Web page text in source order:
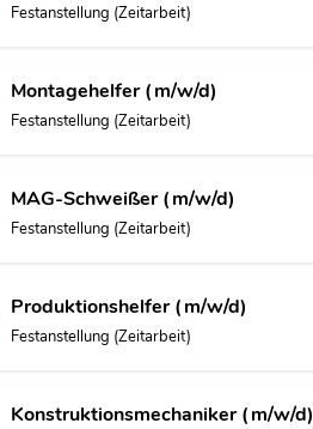
Festanstellung (Zeitarbeit)
Montagehelfer (m/w/d)
Festanstellung (Zeitarbeit)
MAG-Schweißer (m/w/d)
Festanstellung (Zeitarbeit)
Produktionshelfer (m/w/d)
Festanstellung (Zeitarbeit)
Konstruktionsmechaniker (m/w/d)